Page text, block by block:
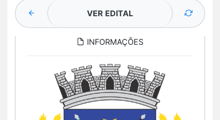
VER EDITAL
INFORMAÇÕES